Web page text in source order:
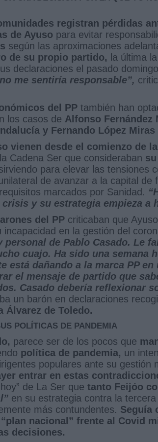
registran pérdidas
de Ayuso para evitar
según las aproximaciones
de su propio partido, la última
declaraciones el pasado
me sentiría responsable”,
del PP también han
los casos de Alfonso Fernández
y Fernando López Miras
vienen desde el comienzo de
Cadena Ser que consideraban
para elevar las tensiones
de avanzar a la capital de
marcados por Sanidad.
y su estrategia empieza a
del PP criticaban que
incapacidad en la gestión del
personal de Pablo Casado. Le
cuajo. Ha sido una semana
está dañando a la marca PP
el mensaje de partido que
Casado debería reflexionar
un barón en declaraciones
Álvarez de Toledo.
POLÍTICAS DE PANDEMIA
parece ser de los pocos que
política de pandemia, un
populares ante su gestión
entrar en estas
de La Ser que tanto Feijóo
en su estrategia contra la
más contundentes. Seguía
nacional” frente al Covid
decisiones.